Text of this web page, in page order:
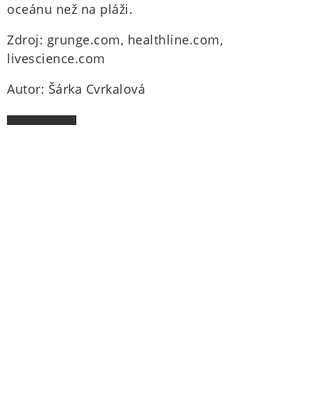
oceánu než na pláži.
Zdroj: grunge.com, healthline.com,
livescience.com
Autor: Šárka Cvrkalová